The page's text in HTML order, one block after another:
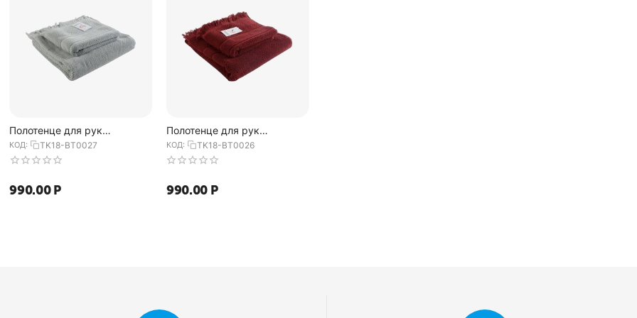
Полотенце для рук
декоративное с бахромой
серого цвета Essential,
50х90 см, Tkano
КОД: TK18-BT0027
990.00 Р
Полотенце для рук
декоративное с бахромой
бордового цвета Essential,
50х90 см, Tkano
КОД: TK18-BT0026
990.00 Р